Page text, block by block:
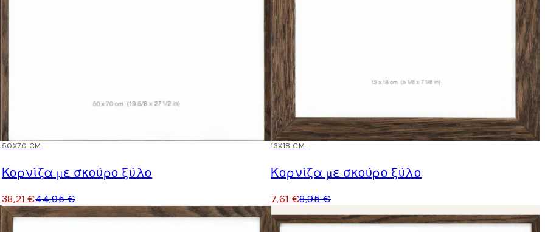
15%*
50X70 CM
Κορνίζα με σκούρο ξύλο
38,21 €44,95 €
15%*
13X18 CM
Κορνίζα με σκούρο ξύλο
7,61 €8,95 €